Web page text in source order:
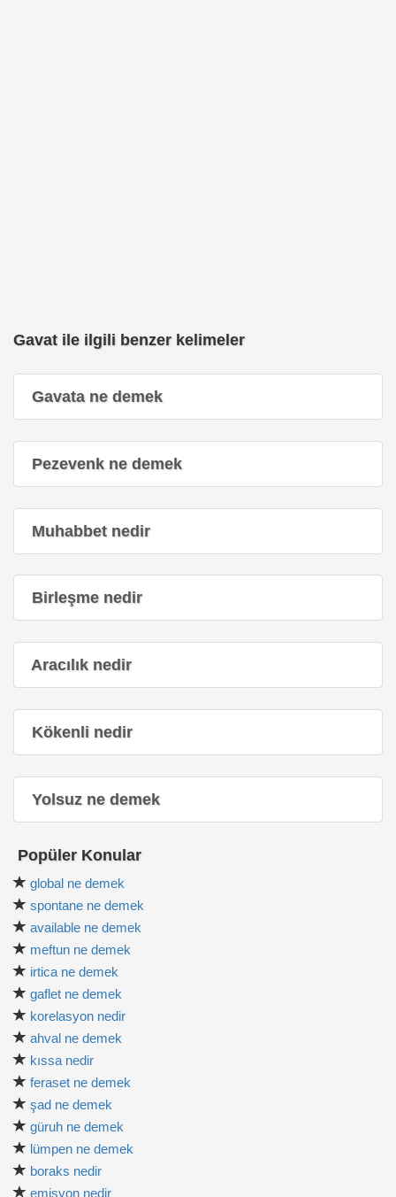
Gavat ile ilgili benzer kelimeler
Gavata ne demek
Pezevenk ne demek
Muhabbet nedir
Birleşme nedir
Aracılık nedir
Kökenli nedir
Yolsuz ne demek
Popüler Konular
global ne demek
spontane ne demek
available ne demek
meftun ne demek
irtica ne demek
gaflet ne demek
korelasyon nedir
ahval ne demek
kıssa nedir
feraset ne demek
şad ne demek
güruh ne demek
lümpen ne demek
boraks nedir
emisyon nedir